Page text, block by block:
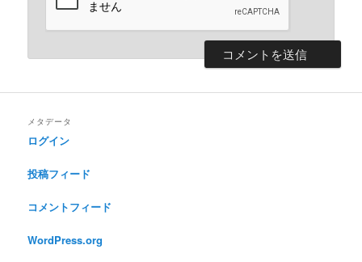
メタデータ
ログイン
投稿フィード
コメントフィード
WordPress.org